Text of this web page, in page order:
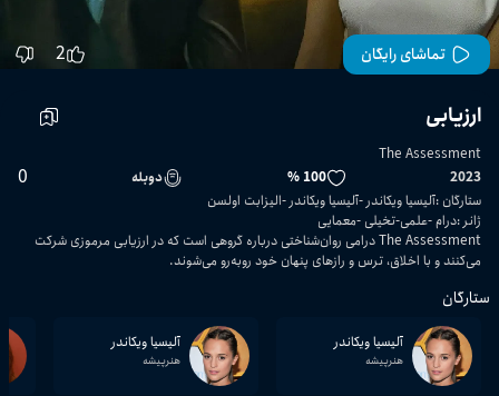
تماشای رایگان 2
ارزیابی
The Assessment
2023
100 % دوبله 0
ستارگان :آلیسیا ویکاندر آلیسیا ویکاندر الیزابت اولسن
ژانر :درام علمی-تخیلی معمایی
The Assessment درامی روان‌شناختی درباره گروهی است که در ارزیابی مرموزی شرکت
می‌کنند و با اخلاق، ترس و رازهای پنهان خود روبه‌رو می‌شوند.
ستارگان
آلیسیا ویکاندر
هنرپیشه
آلیسیا ویکاندر
هنرپیشه